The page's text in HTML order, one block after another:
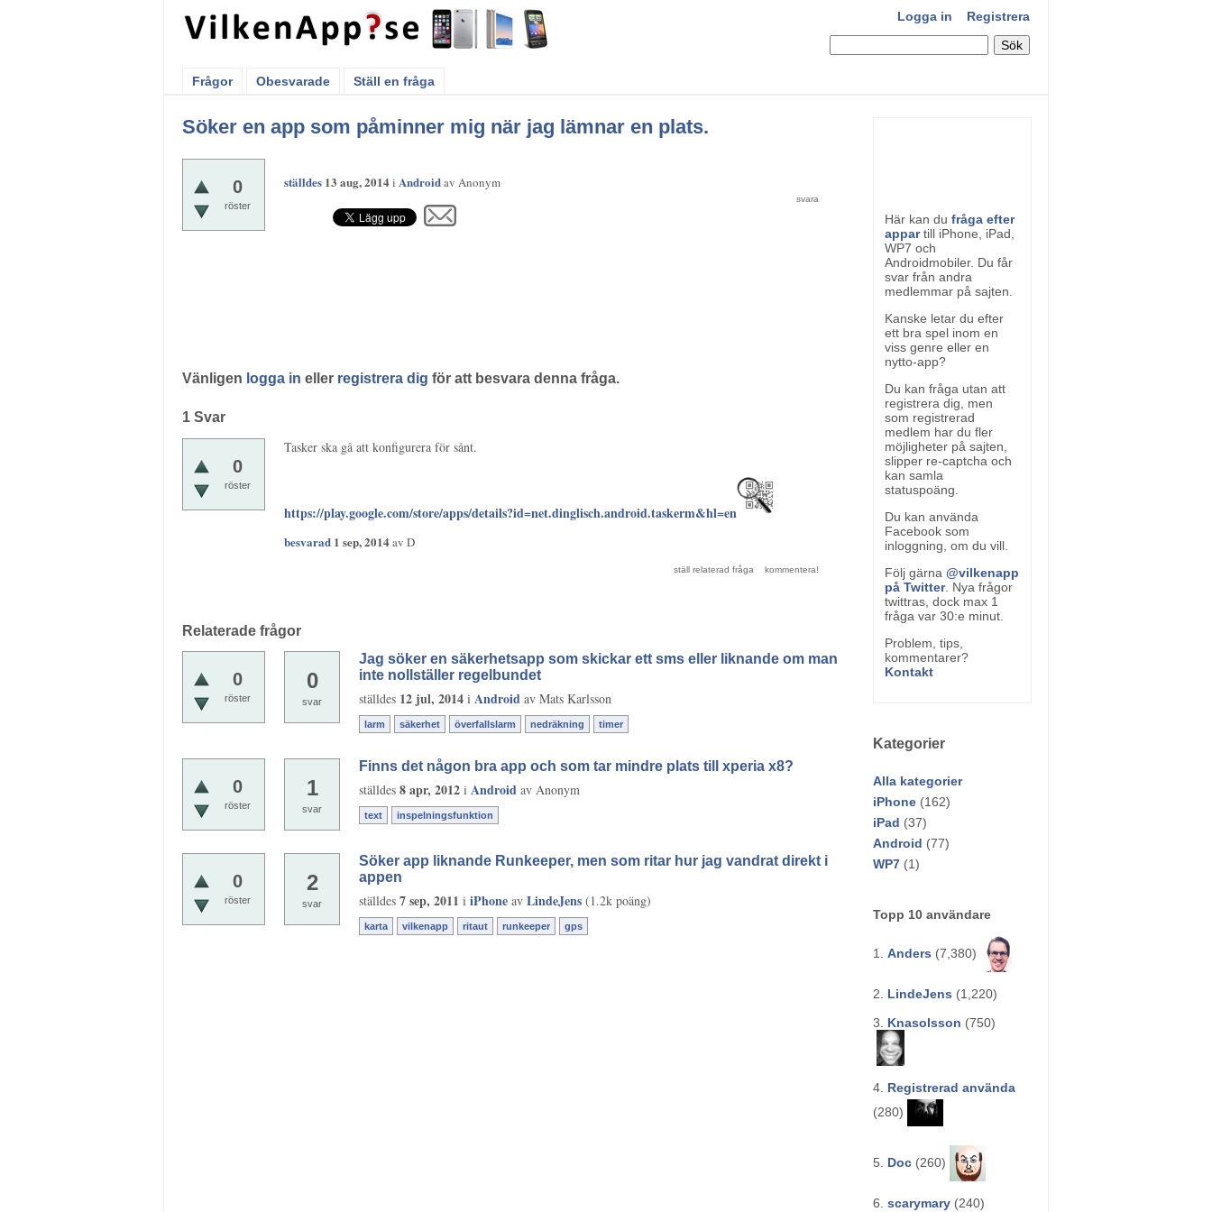
Logga in Registrera
Frågor Obesvarade Ställ en fråga
Här kan du fråga efter
appartill iPhone, iPad,
WP7 och
Androidmobiler. Du får
svar från andra
medlemmar på sajten.
Kanske letar du efter
ett bra spel inom en
viss genre eller en
nytto-app?
Du kan fråga utan att
registrera dig, men
som registrerad
medlem har du fler
möjligheter på sajten,
slipper re-captcha och
kan samla
statuspoäng.
Du kan använda
Facebook som
inloggning, om du vill.
Följ gärna @vilkenapp
på Twitter. Nya frågor
twittras, dock max 1
fråga var 30:e minut.
Problem, tips,
kommentarer?
Kontakt
Kategorier
Alla kategorier
iPhone (162)
iPad (37)
Android (77)
WP7 (1)
Topp 10 användare
1. Anders (7,380)
2. LindeJens (1,220)
3. Knasolsson (750)
4. Registrerad använda
(280)
5. Doc (260)
6. scarymary (240)
Söker en app som påminner mig när jag lämnar en plats.
0
röster
ställdes 13 aug, 2014i Androidav Anonym
Vänligen logga in eller registrera dig för att besvara denna fråga.
1 Svar
0
röster
Tasker ska gå att konfigurera för sånt.
https://play.google.com/store/apps/details?id=net.dinglisch.android.taskerm&hl=en
besvarad 1 sep, 2014av D
Relaterade frågor
0
röster
0
svar
Jag söker en säkerhetsapp som skickar ett sms eller liknande om man
inte nollställer regelbundet
ställdes 12 jul, 2014 i Android av Mats Karlsson
larm säkerhet överfallslarm nedräkning timer
0
röster
1
svar
Finns det någon bra app och som tar mindre plats till xperia x8?
ställdes 8 apr, 2012 i Android av Anonym
text inspelningsfunktion
0
röster
2
svar
Söker app liknande Runkeeper, men som ritar hur jag vandrat direkt i
appen
ställdes 7 sep, 2011 i iPhone av LindeJens (1.2k poäng)
karta vilkenapp ritaut runkeeper gps